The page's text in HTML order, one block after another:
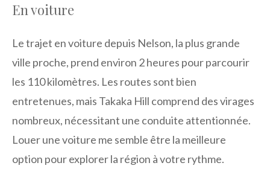
En voiture
Le trajet en voiture depuis Nelson, la plus grande
ville proche, prend environ 2 heures pour parcourir
les 110 kilomètres. Les routes sont bien
entretenues, mais Takaka Hill comprend des virages
nombreux, nécessitant une conduite attentionnée.
Louer une voiture me semble être la meilleure
option pour explorer la région à votre rythme.